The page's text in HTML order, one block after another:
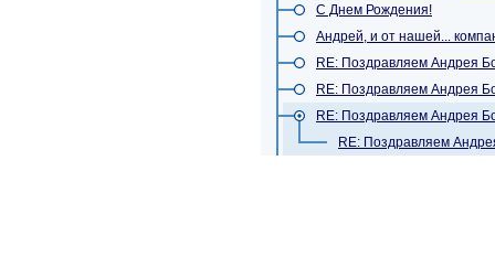
С Днем Рождения!
Андрей, и от нашей...
RE: Поздравляем Андрея
RE: Поздравляем Андрея
RE: Поздравляем Андрея
RE: Поздравляем